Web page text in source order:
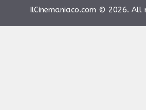
IlCinemaniaco.com © 2026. All